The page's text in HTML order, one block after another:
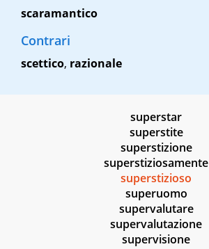
scaramantico
Contrari
scettico, razionale
superstar
superstite
superstizione
superstiziosamente
superstizioso
superuomo
supervalutare
supervalutazione
supervisione